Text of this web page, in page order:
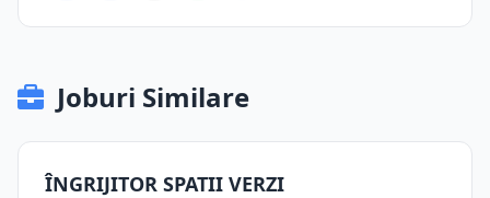
Joburi Similare
ÎNGRIJITOR SPATII VERZI